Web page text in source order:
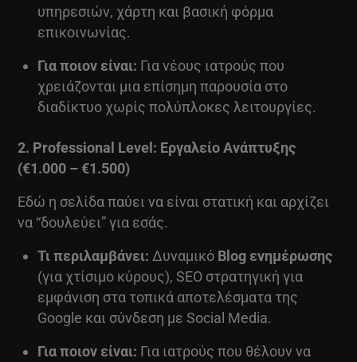
υπηρεσιών, χάρτη και βασική φόρμα
επικοινωνίας.
Για ποιον είναι: Για νέους ιατρούς που
χρειάζονται μια επίσημη παρουσία στο
διαδίκτυο χωρίς πολύπλοκες λειτουργίες.
2. Professional Level: Εργαλείο Ανάπτυξης
(€1.000 – €1.500)
Εδώ η σελίδα παύει να είναι στατική και αρχίζει
να “δουλεύει” για εσάς.
Τι περιλαμβάνει: Δυναμικό Blog ενημέρωσης
(για χτίσιμο κύρους), SEO στρατηγική για
εμφάνιση στα τοπικά αποτελέσματα της
Google και σύνδεση με Social Media.
Για ποιον είναι: Για ιατρούς που θέλουν να